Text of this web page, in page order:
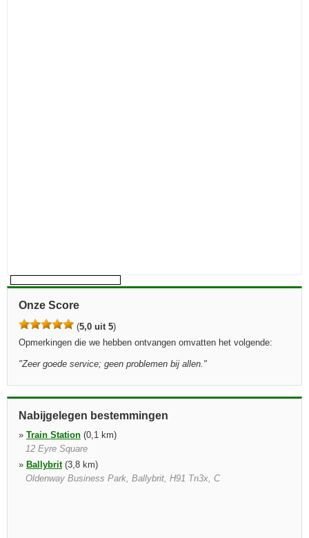
Onze Score
(5,0 uit 5)
Opmerkingen die we hebben ontvangen omvatten het volgende:
"Zeer goede service; geen problemen bij allen. "
Nabijgelegen bestemmingen
» Train Station (0,1 km)
12 Eyre Square
» Ballybrit(3,8 km)
Oldenway Business Park, Ballybrit, H91 Tn3x, C